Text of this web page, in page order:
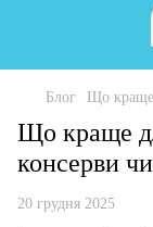
Блог Що краще
Що краще
консерви
20 грудня 2025